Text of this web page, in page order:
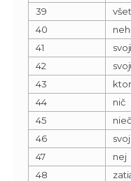
39
40
41
42
43
44
nič
45
46
svoj
47
nej
48